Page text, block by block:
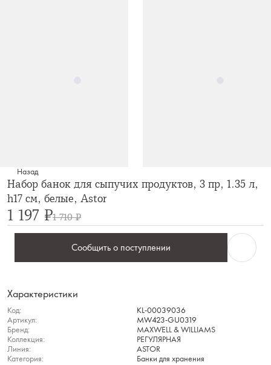
Назад
Набор банок для сыпучих продуктов, 3 пр, 1.35 л,
h17 см, белые, Astor
1 197 ₽1 710 ₽
Сообщить о поступлении
Характеристики
Код:
KL-00039036
Артикул:
MW423-GU0319
Бренд:
MAXWELL & WILLIAMS
Коллекция:
РЕГУЛЯРНАЯ
Линия:
ASTOR
Категория:
Банки для хранения